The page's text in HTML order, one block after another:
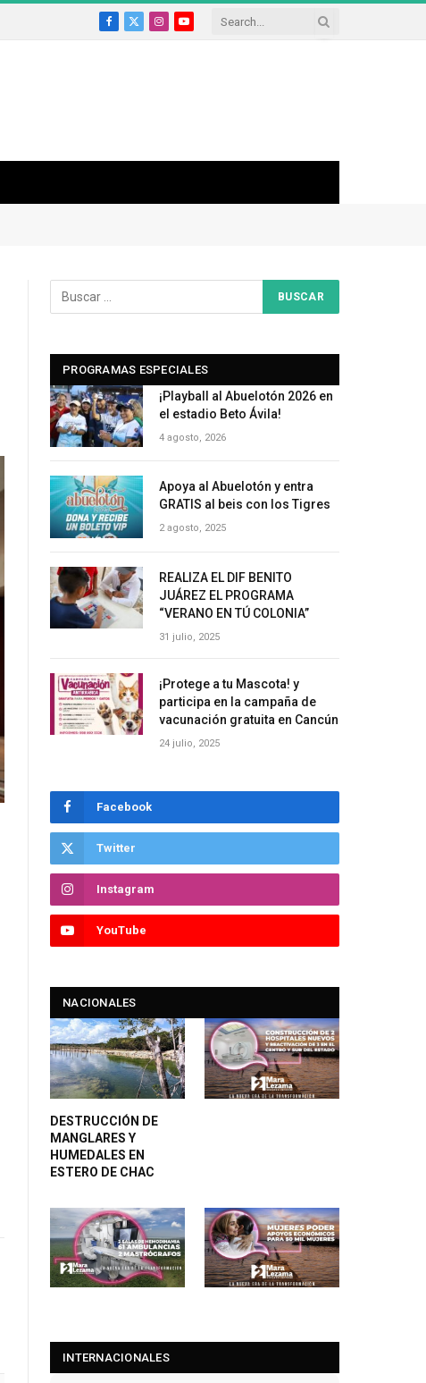
Facebook
X
InstagramYouTube
PROGRAMAS ESPECIALES
¡Playball al Abuelotón 2026 en
el estadio Beto Ávila!
4 agosto, 2026
Apoya al Abuelotón y entra
GRATIS al beis con los Tigres
2 agosto, 2025
REALIZA EL DIF BENITO
JUÁREZ EL PROGRAMA
“VERANO EN TÚ COLONIA”
31 julio, 2025
¡Protege a tu Mascota! y
participa en la campaña de
vacunación gratuita en Cancún
24 julio, 2025
Facebook
Twitter
Instagram
YouTube
NACIONALES
DESTRUCCIÓN DE
MANGLARES Y
HUMEDALES EN
ESTERO DE CHAC
INTERNACIONALES